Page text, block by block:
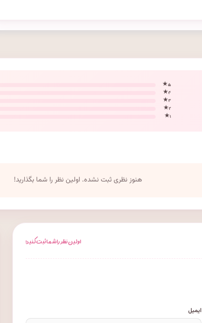
۵ ★
۴ ★
۳ ★
۲ ★
۱ ★
هنوز نظری ثبت نشده. اولین نظر را شما بگذارید!
اولین نظر را شما ثبت کنید!
ایمیل